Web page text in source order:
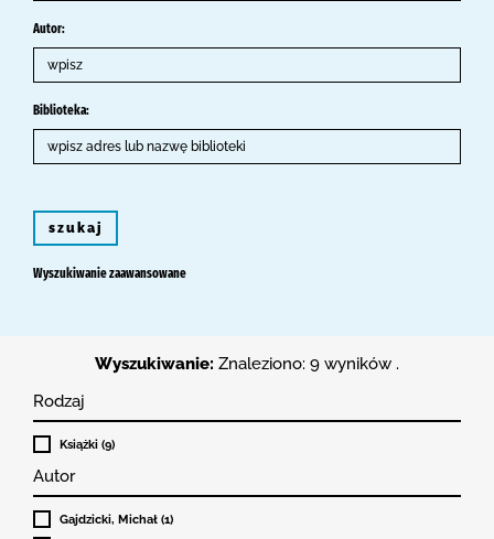
Autor:
Biblioteka:
szukaj
Wyszukiwanie zaawansowane
Wyszukiwanie: Znaleziono: 9 wyników .
Rodzaj
Książki (9)
Autor
Gajdzicki, Michał (1)